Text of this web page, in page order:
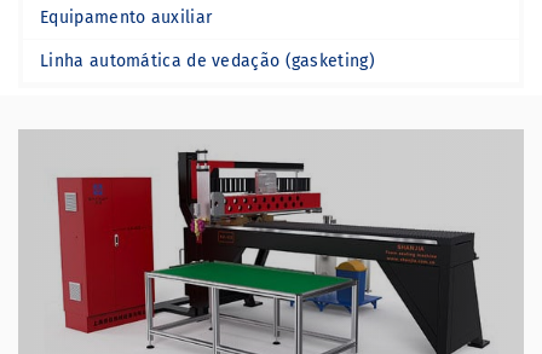
Equipamento auxiliar
Linha automática de vedação (gasketing)